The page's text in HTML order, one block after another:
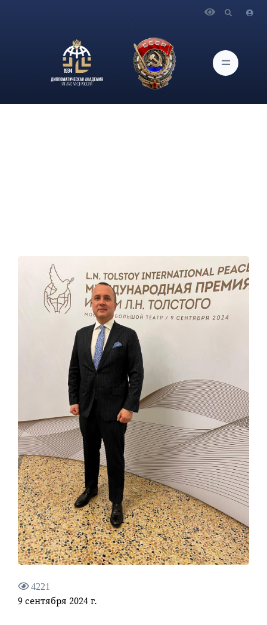
Дипломатической академии МИД России О.Г.Карповича в
церемонии вручения Международной премии мира имени
4221
9 сентября 2024 г.